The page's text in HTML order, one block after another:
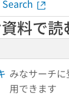
料で読
みなサーチ
用できます